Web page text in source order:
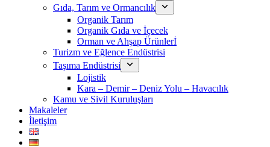
Gıda, Tarım ve Ormancılık
Organik Tarım
Organik Gıda ve İçecek
Orman ve Ahşap Ürünlerİ
Turizm ve Eğlence Endüstrisi
Taşıma Endüstrisi
Lojistik
Kara – Demir – Deniz Yolu – Havacılık
Kamu ve Sivil Kuruluşları
Makaleler
İletişim